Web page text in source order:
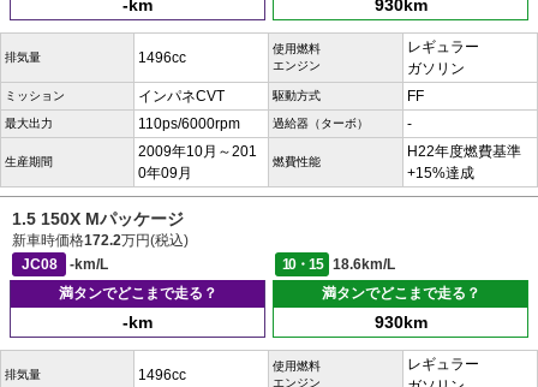
-km 930km
排気量 1496cc
使用燃料
エンジン
レギュラー
ガソリン
ミッション インパネCVT 駆動方式 FF
最大出力 110ps/6000rpm 過給器（ターボ） -
生産期間
2009年10月～201
0年09月
燃費性能
H22年度燃費基準
+15%達成
1.5 150X Mパッケージ
新車時価格172.2万円(税込)
JC08
-km/L 10・15
18.6km/L
満タンでどこまで走る？
-km
満タンでどこまで走る？
930km
排気量 1496cc
使用燃料
エンジン
レギュラー